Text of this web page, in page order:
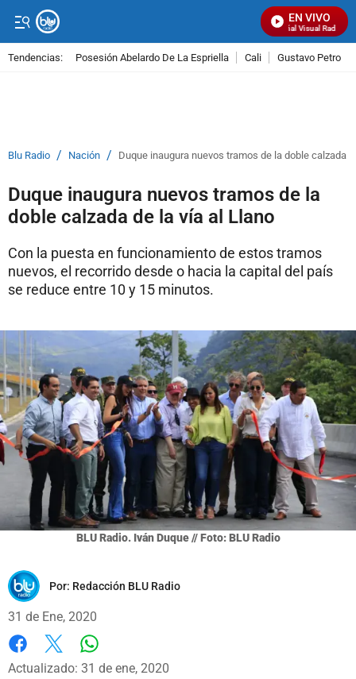
EN VIVO
Señal Visual Radio
Tendencias: Posesión Abelardo De La Espriella Cali Gustavo Petro
Blu Radio / Nación / Duque inaugura nuevos tramos de la doble calzada
Duque inaugura nuevos tramos de la
doble calzada de la vía al Llano
Con la puesta en funcionamiento de estos tramos
nuevos, el recorrido desde o hacia la capital del país
se reduce entre 10 y 15 minutos.
BLU Radio. Iván Duque // Foto: BLU Radio
Por: Redacción BLU Radio
31 de Ene, 2020
Facebook
X
Actualizado: 31 de ene, 2020